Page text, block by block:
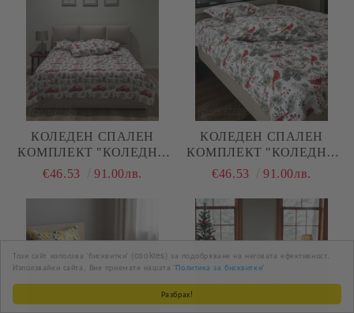
Разбрах!
Този сайт използва 'бисквитки' (cookies) за подобряване на неговата ефективност.
Използвайки сайта, Вие приемате нашата 'Политика за бисквитки'
КОЛЕДЕН СПАЛЕН
КОМПЛЕКТ "КОЛЕДНИ
КАМИОНИ С ЕЛХА",
4 ЧАСТИ
€46.53 91.00лв.
КОЛЕДЕН СПАЛЕН
КОМПЛЕКТ "КОЛЕДНИ
ПТИЧКИ В ГОРАТА",
4 ЧАСТИ,
€46.53 91.00лв.